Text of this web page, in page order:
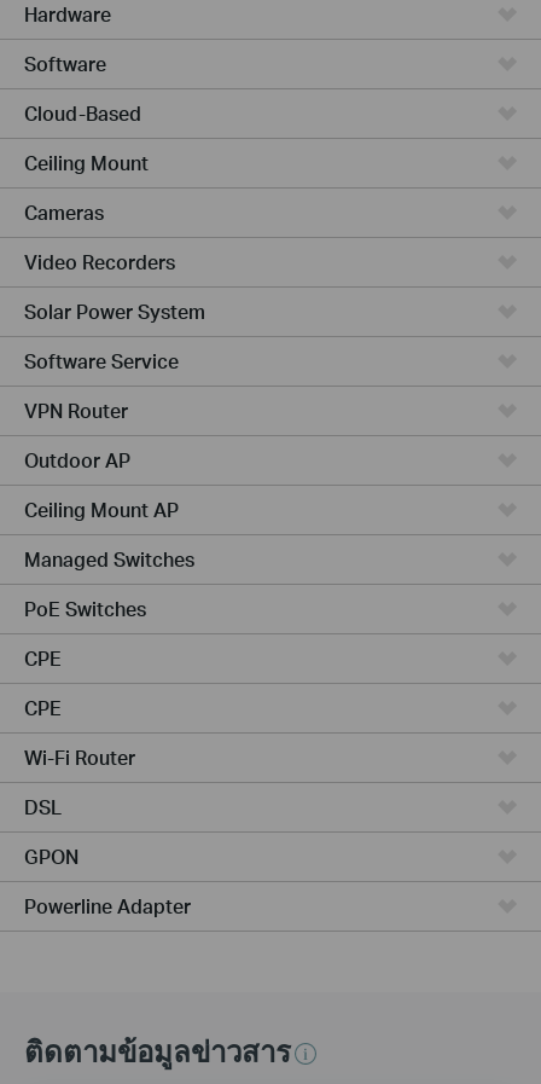
Hardware
Software
Cloud-Based
Ceiling Mount
Cameras
Video Recorders
Solar Power System
Software Service
VPN Router
Outdoor AP
Ceiling Mount AP
Managed Switches
PoE Switches
CPE
CPE
Wi-Fi Router
DSL
GPON
Powerline Adapter
ติดตามข้อมูลข่าวสาร